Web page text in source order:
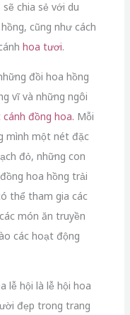
chia sẻ với du
hồng, cũng như cách
hoa tươi.
đồi hoa hồng
vĩ và những ngôi
cánh đồng hoa. Mỗi
mình một nét đặc
đỏ, những con
hoa hồng trải
thể tham gia các
món ăn truyền
các hoạt động
lễ hội là lễ hội hoa
đẹp trong trang